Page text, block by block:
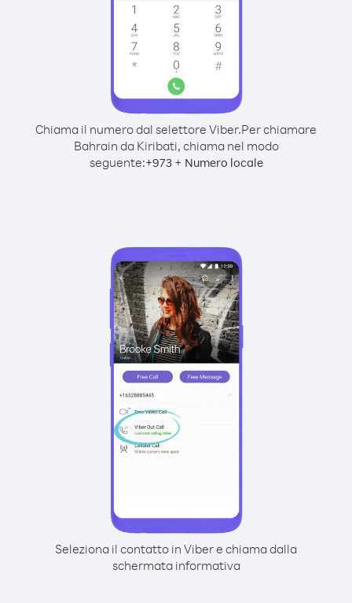
Chiama il numero dal selettore Viber.Per chiamare
Bahrain da Kiribati, chiama nel modo
seguente:+973+ Numero locale
Seleziona il contatto in Viber e chiama dalla
schermata informativa